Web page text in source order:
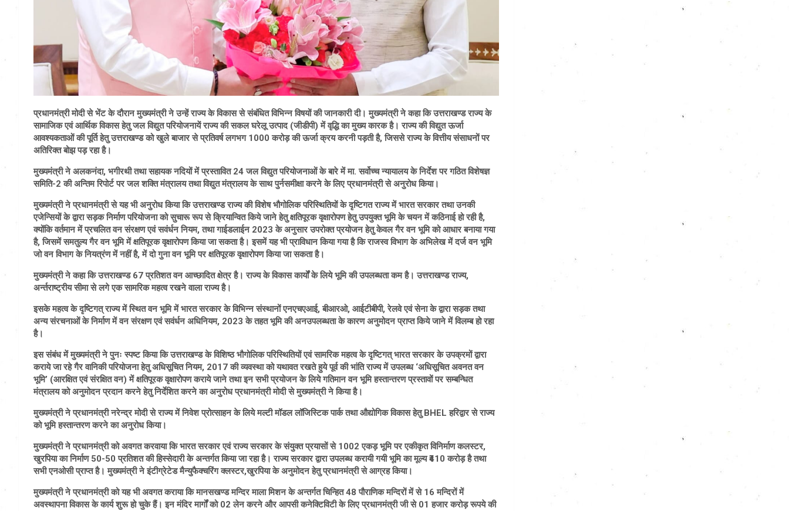
प्रधानमंत्री मोदी से भेंट के दौरान मुख्यमंत्री ने उन्हें राज्य के विकास से संबंधित विभिन्न विषयों की जानकारी दी। मुख्यमंत्री ने कहा कि उत्तराखण्ड राज्य के
सामाजिक एवं आर्थिक विकास हेतु जल विद्युत परियोजनायें राज्य की सकल घरेलू उत्पाद (जीडीपी) में वृद्धि का मुख्य कारक है। राज्य की विद्युत ऊर्जा
आवश्यकताओं की पूर्ति हेतु उत्तराखण्ड को खुले बाजार से प्रतिवर्ष लगभग 1000 करोड़ की ऊर्जा क्रय करनी पड़ती है, जिससे राज्य के वित्तीय संसाधनों पर
अतिरिक्त बोझ पड़ रहा है।
मुख्यमंत्री ने अलकनंदा, भगीरथी तथा सहायक नदियों में प्रस्तावित 24 जल विद्युत परियोजनाओं के बारे में मा. सर्वोच्च न्यायालय के निर्देश पर गठित विशेषज्ञ
समिति-2 की अन्तिम रिपोर्ट पर जल शक्ति मंत्रालय तथा विद्युत मंत्रालय के साथ पुर्नसमीक्षा करने के लिए प्रधानमंत्री से अनुरोध किया।
मुख्यमंत्री ने प्रधानमंत्री से यह भी अनुरोध किया कि उत्तराखण्ड राज्य की विशेष भौगोलिक परिस्थितियों के दृष्टिगत राज्य में भारत सरकार तथा उनकी
एजेन्सियों के द्वारा सड़क निर्माण परियोजना को सुचारू रूप से क्रियान्वित किये जाने हेतु क्षतिपूरक वृक्षारोपण हेतु उपयुक्त भूमि के चयन में कठिनाई हो रही है,
क्योंकि वर्तमान में प्रचलित वन संरक्षण एवं सवंर्धन नियम, तथा गाईडलाईन 2023 के अनुसार उपरोक्त प्रयोजन हेतु केवल गैर वन भूमि को आधार बनाया गया
है, जिसमें समतुल्य गैर वन भूमि में क्षतिपूरक वृक्षारोपण किया जा सकता है। इसमें यह भी प्राविधान किया गया है कि राजस्व विभाग के अभिलेख में दर्ज वन भूमि
जो वन विभाग के नियत्रंण में नहीं है, में दो गुना वन भूमि पर क्षतिपूरक वृक्षारोपण किया जा सकता है।
मुख्यमंत्री ने कहा कि उत्तराखण्ड 67 प्रतिशत वन आच्छादित क्षेत्र है। राज्य के विकास कार्यों के लिये भूमि की उपलब्धता कम है। उत्तराखण्ड राज्य,
अर्न्तराष्ट्रीय सीमा से लगे एक सामरिक महत्व रखने वाला राज्य है।
इसके महत्व के दृष्टिगत् राज्य में स्थित वन भूमि में भारत सरकार के विभिन्न संस्थानों एनएचएआई, बीआरओ, आईटीबीपी, रेलवे एवं सेना के द्वारा सड़क तथा
अन्य संरचनाओं के निर्माण में वन संरक्षण एवं सवंर्धन अधिनियम, 2023 के तहत भूमि की अनउपलब्धता के कारण अनुमोदन प्राप्त किये जाने में विलम्ब हो रहा
है।
इस संबंध में मुख्यमंत्री ने पुनः स्पष्ट किया कि उत्तराखण्ड के विशिष्ठ भौगोलिक परिस्थितियों एवं सामरिक महत्व के दृष्टिगत् भारत सरकार के उपक्रमों द्वारा
कराये जा रहे गैर वानिकी परियोजना हेतु अधिसूचित नियम, 2017 की व्यवस्था को यथावत रखते हुये पूर्व की भांति राज्य में उपलब्ध ‘अधिसूचित अवनत वन
भूमि’ (आरक्षित एवं संरक्षित वन) में क्षतिपूरक वृक्षारोपण कराये जाने तथा इन सभी प्रयोजन के लिये गतिमान वन भूमि हस्तान्तरण प्रस्तावों पर सम्बन्धित
मंत्रालय को अनुमोदन प्रदान करने हेतु निर्देशित करने का अनुरोध प्रधानमंत्री मोदी से मुख्यमंत्री ने किया है।
मुख्यमंत्री ने प्रधानमंत्री नरेन्द्र मोदी से राज्य में निवेश प्रोत्साहन के लिये मल्टी मॉडल लॉजिस्टिक पार्क तथा औद्योगिक विकास हेतु BHEL हरिद्वार से राज्य
को भूमि हस्तान्तरण करने का अनुरोध किया।
मुख्यमंत्री ने प्रधानमंत्री को अवगत करवाया कि भारत सरकार एवं राज्य सरकार के संयुक्त प्रयासों से 1002 एकड़ भूमि पर एकीकृत विनिर्माण कलस्टर,
खुरपिया का निर्माण 50-50 प्रतिशत की हिस्सेदारी के अन्तर्गत किया जा रहा है। राज्य सरकार द्वारा उपलब्ध करायी गयी भूमि का मूल्य ₹410 करोड़ है तथा
सभी एनओसी प्राप्त है। मुख्यमंत्री ने इंटीग्रेटेड मैन्युफैक्चरिंग क्लस्टर,खुरपिया के अनुमोदन हेतु प्रधानमंत्री से आग्रह किया।
मुख्यमंत्री ने प्रधानमंत्री को यह भी अवगत कराया कि मानसखण्ड मन्दिर माला मिशन के अन्तर्गत चिन्हित 48 पौराणिक मन्दिरों में से 16 मन्दिरों में
अवस्थापना विकास के कार्य शुरू हो चुके हैं। इन मंदिर मार्गों को 02 लेन करने और आपसी कनेक्टिविटी के लिए प्रधानमंत्री जी से 01 हजार करोड़ रूपये की